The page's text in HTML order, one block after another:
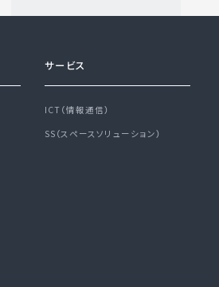
サービス
ICT（情報通信）
SS（スペースソリューション）